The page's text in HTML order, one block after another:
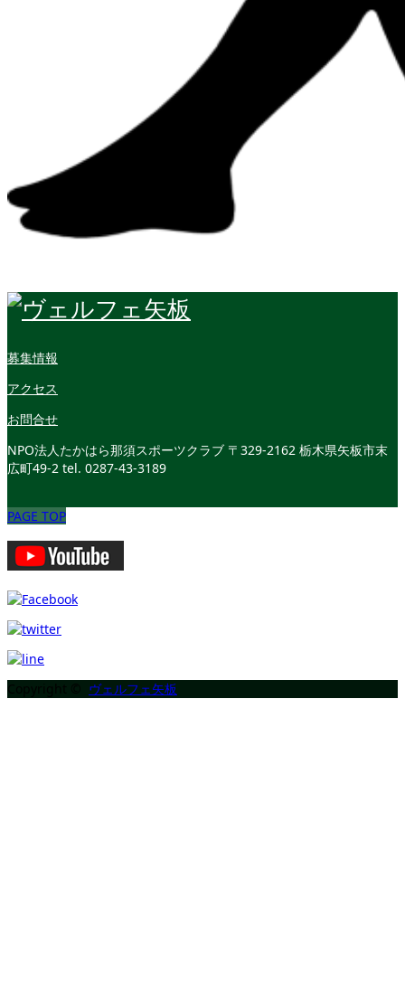
募集情報
アクセス
お問合せ
NPO法人たかはら那須スポーツクラブ 〒329-2162 栃木県矢板市末
広町49-2 tel. 0287-43-3189
PAGE TOP
ヴェルフェ矢板